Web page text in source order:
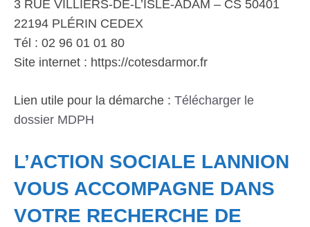
3 RUE VILLIERS-DE-L’ISLE-ADAM – CS 50401
22194 PLÉRIN CEDEX
Tél : 02 96 01 01 80
Site internet : https://cotesdarmor.fr
Lien utile pour la démarche : Télécharger le
dossier MDPH
L’ACTION SOCIALE LANNION
VOUS ACCOMPAGNE DANS
VOTRE RECHERCHE DE